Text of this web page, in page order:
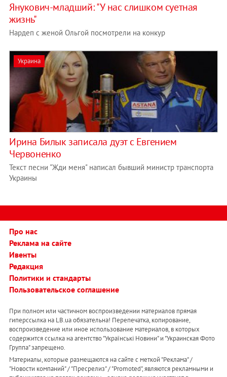
Янукович-младший: "У нас слишком суетная
жизнь"
Нардеп с женой Ольгой посмотрели на конкур
Украина
Ирина Билык записала дуэт с Евгением
Червоненко
Текст песни "Жди меня" написал бывший министр транспорта
Украины
Про нас
Реклама на сайте
Ивенты
Редакция
Политики и стандарты
Пользовательское соглашение
При полном или частичном воспроизведении материалов прямая
гиперссылка на LB.ua обязательна! Перепечатка, копирование,
воспроизведение или иное использование материалов, в которых
содержится ссылка на агентство "Українськi Новини" и "Украинская Фото
Группа" запрещено.
Материалы, которые размещаются на сайте с меткой "Реклама" /
"Новости компаний" / "Пресрелиз" / "Promoted", являются рекламными и